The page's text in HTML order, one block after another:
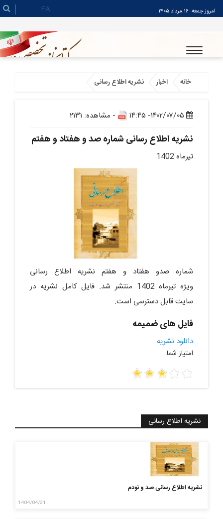
امروز جمعه ۱۶ مرداد ۱۴۰۵ FA
خانه اخبار نشریه اطلاع رسانی
۱۴۰۲/۰۷/۰۵- ۱۴:۴۵ - مشاهده: ۲۱۳۱
نشریه اطلاع رسانی شماره صد و هفتاد و هفتم
تیرماه 1402
شماره صدو هفتاد و هفتم نشریه اطلاع رسانی
ویژه تیرماه 1402 منتشر شد. فایل کامل نشریه در
سایت قابل دسترسی است.
فایل های ضمیمه
دانلود نشریه
امتیاز شما
نشریه اطلاع رسانی
نشریه اطلاع رسانی صد و نودم
1404/04/21